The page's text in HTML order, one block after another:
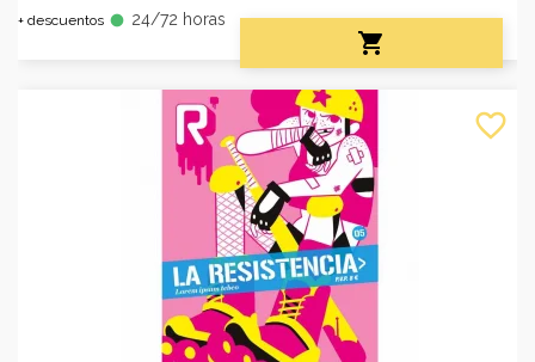
+ descuentos fiber_manual_record 24/72 horas

favorite_border